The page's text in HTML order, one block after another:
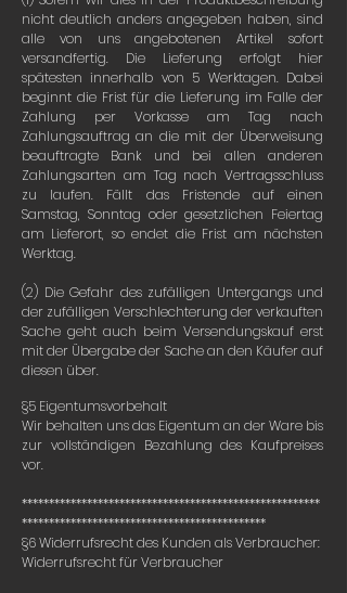
nicht deutlich anders angegeben haben, sind
alle von uns angebotenen Artikel sofort
versandfertig. Die Lieferung erfolgt hier
spätesten innerhalb von 5 Werktagen. Dabei
beginnt die Frist für die Lieferung im Falle der
Zahlung per Vorkasse am Tag nach
Zahlungsauftrag an die mit der Überweisung
beauftragte Bank und bei allen anderen
Zahlungsarten am Tag nach Vertragsschluss
zu laufen. Fällt das Fristende auf einen
Samstag, Sonntag oder gesetzlichen Feiertag
am Lieferort, so endet die Frist am nächsten
Werktag.
(2) Die Gefahr des zufälligen Untergangs und
der zufälligen Verschlechterung der verkauften
Sache geht auch beim Versendungskauf erst
mit der Übergabe der Sache an den Käufer auf
diesen über.
§5 Eigentumsvorbehalt
Wir behalten uns das Eigentum an der Ware bis
zur vollständigen Bezahlung des Kaufpreises
vor.
*******************************************************
*********************************************
§6 Widerrufsrecht des Kunden als Verbraucher:
Widerrufsrecht für Verbraucher